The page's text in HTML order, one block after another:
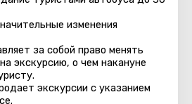
изменения
за собой право менять
экскурсию, о чем накануне
экскурсии с указанием